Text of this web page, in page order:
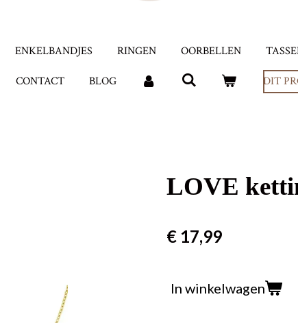
ENKELBANDJES RINGEN OORBELLEN
CONTACT BLOG DIT
LOVE
€ 17,99
In winkelwagen